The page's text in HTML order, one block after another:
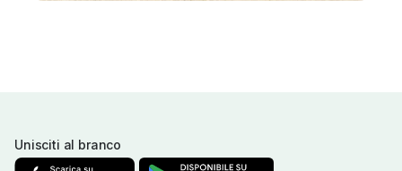
Unisciti al branco